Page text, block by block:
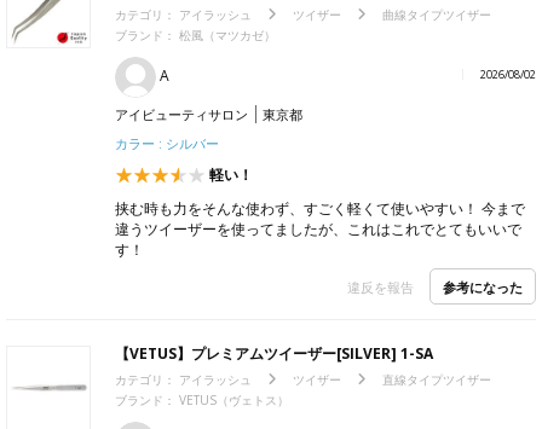
カテゴリ： アイラッシュ ツイザー
曲線タイプツイザー
ブランド： 松風（マツカゼ）
A 2026/08/02
アイビューティサロン
東京都
カラー : シルバー
軽い！
挟む時も力をそんな使わず、すごく軽くて使いやすい！ 今まで
違うツイーザーを使ってましたが、これはこれでとてもいいで
す！
違反を報告 参考になった
【VETUS】プレミアムツイーザー[SILVER] 1-SA
カテゴリ： アイラッシュ ツイザー
直線タイプツイザー
ブランド： VETUS（ヴェトス）